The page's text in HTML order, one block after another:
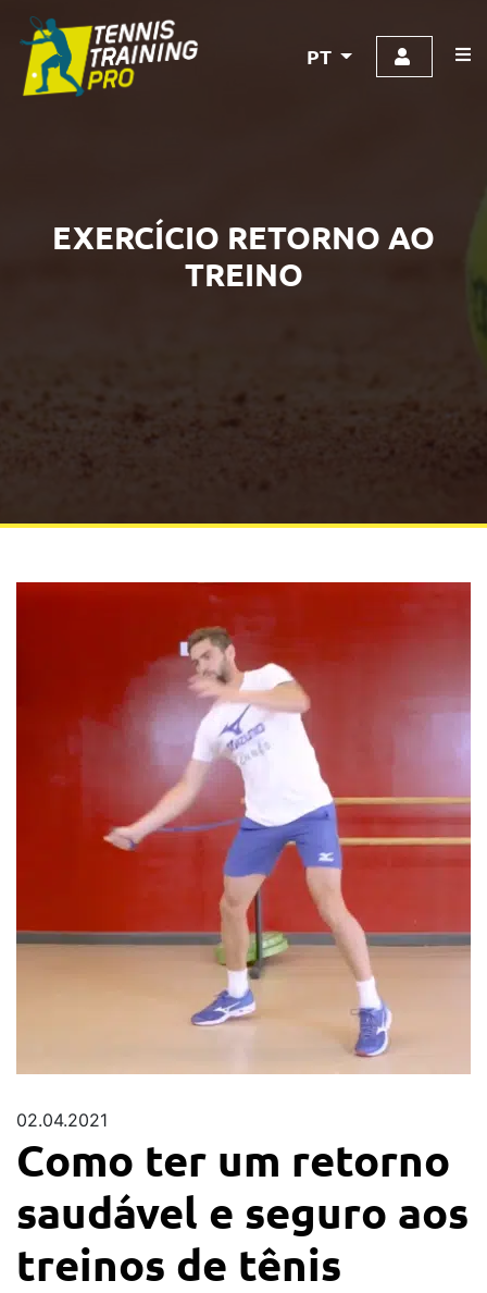
PT
EXERCÍCIO RETORNO AO
TREINO
02.04.2021
Como ter um retorno
saudável e seguro aos
treinos de tênis